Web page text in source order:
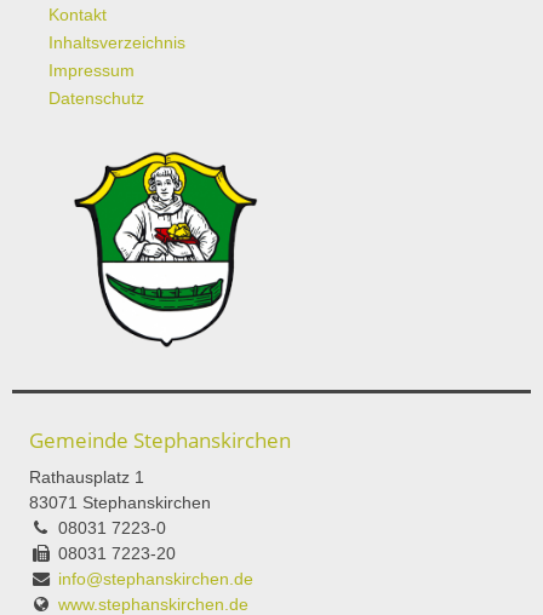
Kontakt
Inhaltsverzeichnis
Impressum
Datenschutz
Gemeinde Stephanskirchen
Rathausplatz 1
83071 Stephanskirchen
08031 7223-0
08031 7223-20
info@stephanskirchen.de
www.stephanskirchen.de